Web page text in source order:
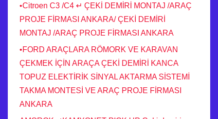
•Citroen C3 /C4 ↵ ÇEKİ DEMİRİ MONTAJ /ARAÇ
PROJE FİRMASI ANKARA/ ÇEKİ DEMİRİ
MONTAJ /ARAÇ PROJE FİRMASI ANKARA
•FORD ARAÇLARA RÖMORK VE KARAVAN
ÇEKMEK İÇİN ARAÇA ÇEKİ DEMİRİ KANCA
TOPUZ ELEKTİRİK SİNYAL AKTARMA SİSTEMİ
TAKMA MONTESİ VE ARAÇ PROJE FİRMASI
ANKARA